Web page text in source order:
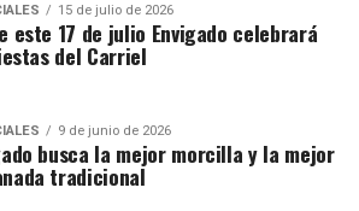
15 de julio de 2026
este 17 de julio Envigado celebrará
del Carriel
9 de junio de 2026
busca la mejor morcilla y la mejor
tradicional